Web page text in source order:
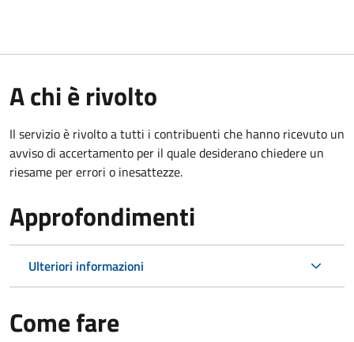
A chi è rivolto
Il servizio è rivolto a tutti i contribuenti che hanno ricevuto un
avviso di accertamento per il quale desiderano chiedere un
riesame per errori o inesattezze.
Approfondimenti
Ulteriori informazioni
Come fare